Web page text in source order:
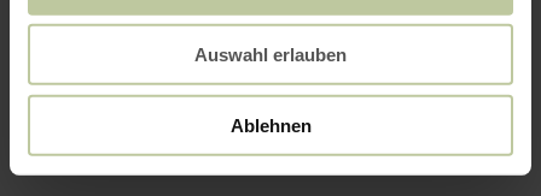
Auswahl erlauben
Ablehnen